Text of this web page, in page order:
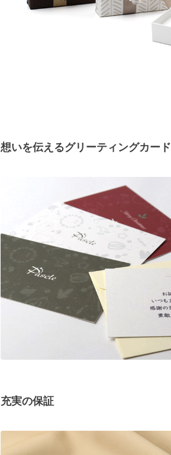
想いを伝えるグリーティングカード
充実の保証